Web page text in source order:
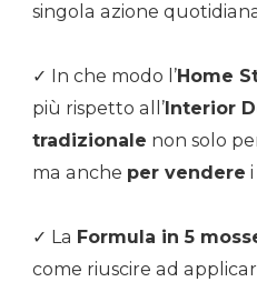
singola azione
✓ In che modo l’Home
più rispetto all’ Interior
tradizionale non solo
ma anche per vendere
✓ La Formula in 5
come riuscire ad